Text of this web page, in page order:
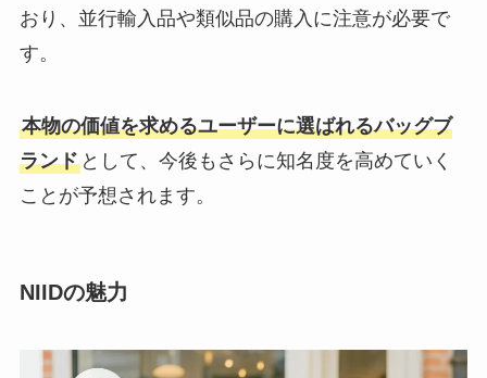
おり、並行輸入品や類似品の購入に注意が必要で
す。
本物の価値を求めるユーザーに選ばれるバッグブ
ランドとして、今後もさらに知名度を高めていく
ことが予想されます。
NIIDの魅力